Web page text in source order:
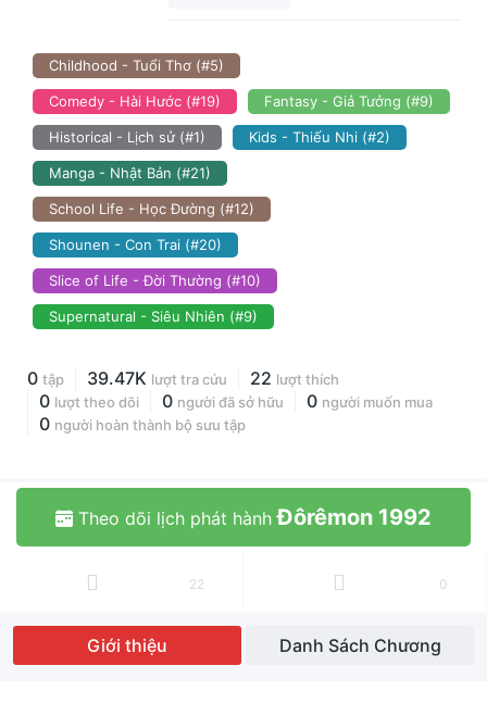
Childhood - Tuổi Thơ (#5)
Comedy - Hài Hước (#19) Fantasy - Giả Tưởng (#9)
Historical - Lịch sử (#1) Kids - Thiếu Nhi (#2)
Manga - Nhật Bản (#21)
School Life - Học Đường (#12)
Shounen - Con Trai (#20)
Slice of Life - Đời Thường (#10)
Supernatural - Siêu Nhiên (#9)
0 tập 39.47K lượt tra cứu 22 lượt thích
0 lượt theo dõi 0 người đã sở hữu 0 người muốn mua
0 người hoàn thành bộ sưu tập
Theo dõi lịch phát hành Đôrêmon 1992
22 0
Giới thiệu Danh Sách Chương